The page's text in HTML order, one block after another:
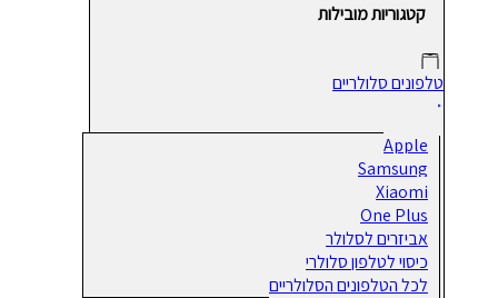
קטגוריות מובילות
טלפונים סלולריים
Apple
Samsung
Xiaomi
One Plus
אביזרים לסלולר
כיסוי לטלפון סלולרי
לכל הטלפונים הסלולריים